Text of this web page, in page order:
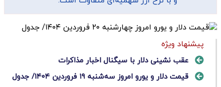
پیشنهاد ویژه
عقب نشینی دلار با سیگنال اخبار مذاکرات
قیمت دلار و یورو امروز سه‌شنبه ۱۹ فروردین ۱۴۰۴/ جدول